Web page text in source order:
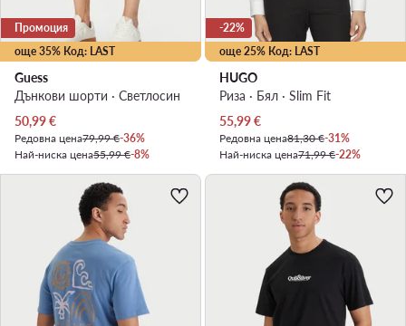
още 35% Код: LAST
Промоция
Guess
Дънкови шорти · Светлосин
Актуална цена
50,99€
Редовна цена79,99 €-36%
Най-ниска цена55,99 €-8%
още 25% Код: LAST
-22%
HUGO
Риза · Бял · Slim Fit
Актуална цена
55,99€
Редовна цена81,30 €-31%
Най-ниска цена71,99 €-22%